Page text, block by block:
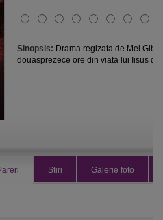
Sinopsis: Drama regizata de Mel
douasprezece ore din viata lui Iisus
Stiri Galerie foto